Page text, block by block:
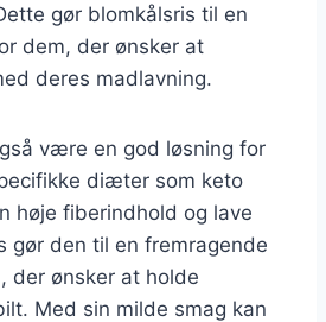
gør blomkålsris til en
dem, der ønsker at
deres madlavning.
være en god løsning for
diæter som keto
høje fiberindhold og lave
gør den til en fremragende
der ønsker at holde
Med sin milde smag kan